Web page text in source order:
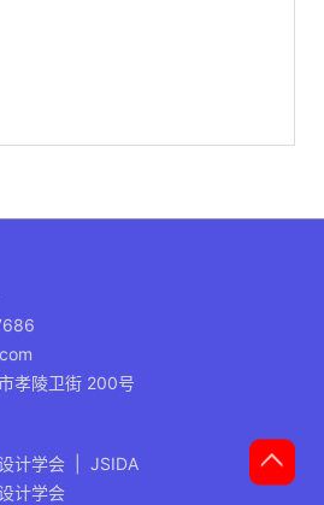
孝陵卫街 200号
计学会 | JSIDA
计学会